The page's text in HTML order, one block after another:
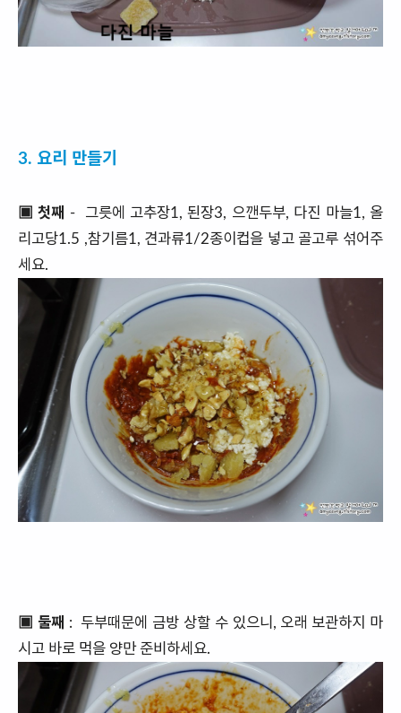
3. 요리 만들기
▣ 첫째 - 그릇에 고추장1, 된장3, 으깬두부, 다진 마늘1, 올
리고당1.5 ,참기름1, 견과류1/2종이컵을 넣고 골고루 섞어주
세요.
▣ 둘째 : 두부때문에 금방 상할 수 있으니, 오래 보관하지 마
시고 바로 먹을 양만 준비하세요.